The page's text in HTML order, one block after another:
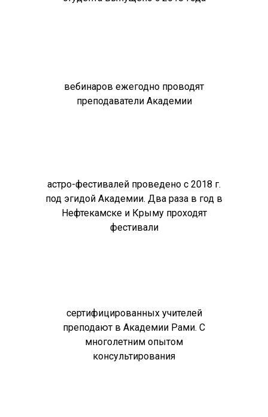
вебинаров ежегодно проводят
преподаватели Академии
астро-фестивалей проведено с 2018 г.
под эгидой Академии. Два раза в год в
Нефтекамске и Крыму проходят
фестивали
сертифицированных учителей
преподают в Академии Рами. С
многолетним опытом
консультирования